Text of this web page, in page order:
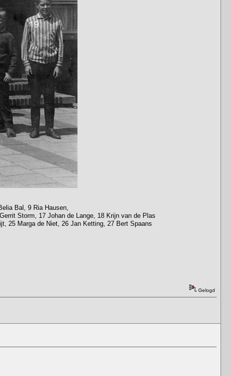
Bal, 9 Ria Hausen,
Storm, 17 Johan de Lange, 18 Krijn van de Plas
25 Marga de Niet, 26 Jan Ketting, 27 Bert Spaans
Gelogd